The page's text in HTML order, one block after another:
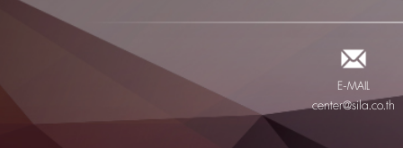
E-MAIL
center@sila.co.th